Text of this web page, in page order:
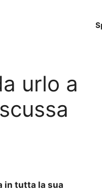
urlo a
in tutta la sua